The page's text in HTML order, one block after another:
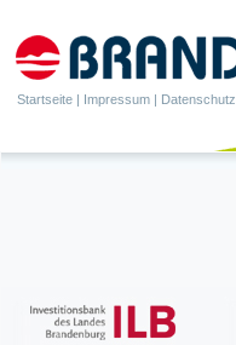
Startseite | Impressum | Datenschutz